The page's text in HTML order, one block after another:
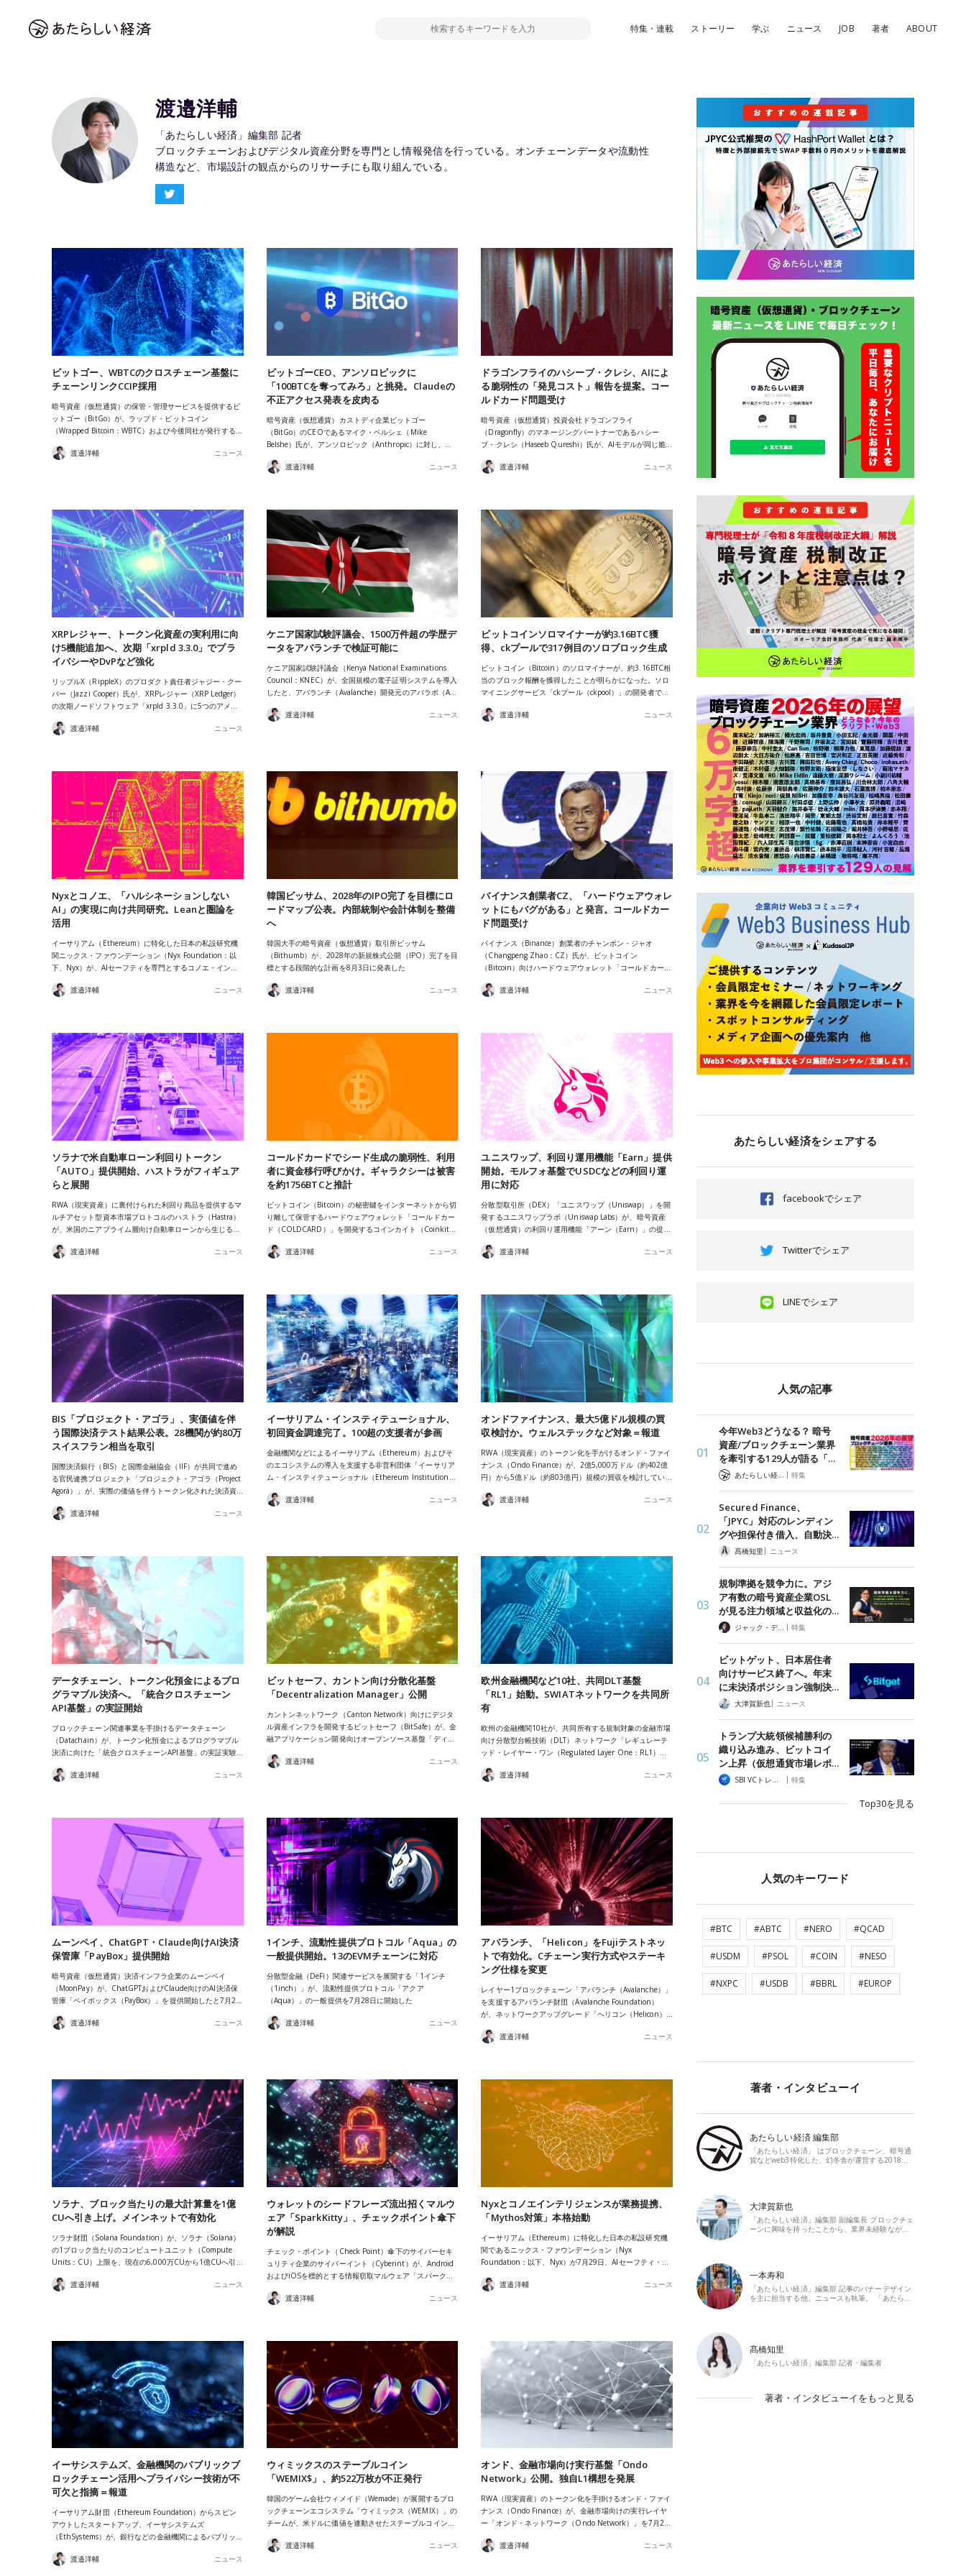
特集・連載 ストーリー 学ぶ ニュース JOB 著者 ABOUT
渡邉洋輔
「あたらしい経済」編集部 記者
ブロックチェーンおよびデジタル資産分野を専門とし情報発信を行っている。オンチェーンデータや流動性
構造など、市場設計の観点からのリサーチにも取り組んでいる。
ビットゴー、WBTCのクロスチェーン基盤に
チェーンリンクCCIP採用
暗号資産（仮想通貨）の保管・管理サービスを提供するビ
ットゴー（BitGo）が、ラップド・ビットコイン
（Wrapped Bitcoin：WBTC）および今後同社が発行する…
渡邉洋輔 ニュース
ビットゴーCEO、アンソロピックに
「100BTCを奪ってみろ」と挑発。Claudeの
不正アクセス発表を皮肉る
暗号資産（仮想通貨）カストディ企業ビットゴー
（BitGo）のCEOであるマイク・ベルシェ（Mike
Belshe）氏が、アンソロピック（Anthropic）に対し、…
渡邉洋輔 ニュース
ドラゴンフライのハシーブ・クレシ、AIによ
る脆弱性の「発見コスト」報告を提案。コー
ルドカード問題受け
暗号資産（仮想通貨）投資会社ドラゴンフライ
（Dragonfly）のマネージングパートナーであるハシー
ブ・クレシ（Haseeb Qureshi）氏が、AIモデルが同じ脆…
渡邉洋輔 ニュース
XRPレジャー、トークン化資産の実利用に向
け5機能追加へ、次期「xrpld 3.3.0」でプラ
イバシーやDvPなど強化
リップルX（RippleX）のプロダクト責任者ジャジー・クー
パー（Jazzi Cooper）氏が、XRPレジャー（XRP Ledger）
の次期ノードソフトウェア「xrpld 3.3.0」に5つのアメ…
渡邉洋輔 ニュース
ケニア国家試験評議会、1500万件超の学歴デ
ータをアバランチで検証可能に
ケニア国家試験評議会（Kenya National Examinations
Council：KNEC）が、全国規模の電子証明システムを導入
したと、アバランチ（Avalanche）開発元のアバラボ（A…
渡邉洋輔 ニュース
ビットコインソロマイナーが約3.16BTC獲
得、ckプールで317例目のソロブロック生成
ビットコイン（Bitcoin）のソロマイナーが、約3.16BTC相
当のブロック報酬を獲得したことが明らかになった。ソロ
マイニングサービス「ckプール（ckpool）」の開発者で…
渡邉洋輔 ニュース
Nyxとコノエ、「ハルシネーションしない
AI」の実現に向け共同研究。Leanと圏論を
活用
イーサリアム（Ethereum）に特化した日本の私設研究機
関ニックス・ファウンデーション（Nyx Foundation：以
下、Nyx）が、AIセーフティを専門とするコノエ・イン…
渡邉洋輔 ニュース
韓国ビッサム、2028年のIPO完了を目標にロ
ードマップ公表。内部統制や会計体制を整備
へ
韓国大手の暗号資産（仮想通貨）取引所ビッサム
（Bithumb）が、2028年の新規株式公開（IPO）完了を目
標とする段階的な計画を8月3日に発表した
渡邉洋輔 ニュース
バイナンス創業者CZ、「ハードウェアウォレ
ットにもバグがある」と発言。コールドカー
ド問題受け
バイナンス（Binance）創業者のチャンポン・ジャオ
（Changpeng Zhao：CZ）氏が、ビットコイン
（Bitcoin）向けハードウェアウォレット「コールドカー…
渡邉洋輔 ニュース
ソラナで米自動車ローン利回りトークン
「AUTO」提供開始、ハストラがフィギュア
らと展開
RWA（現実資産）に裏付けられた利回り商品を提供するマ
ルチアセット型資本市場プロトコルのハストラ（Hastra）
が、米国のニアプライム層向け自動車ローンから生じる…
渡邉洋輔 ニュース
コールドカードでシード生成の脆弱性、利用
者に資金移行呼びかけ。ギャラクシーは被害
を約1756BTCと推計
ビットコイン（Bitcoin）の秘密鍵をインターネットから切
り離して保管するハードウェアウォレット「コールドカー
ド（COLDCARD）」を開発するコインカイト（Coinkit…
渡邉洋輔 ニュース
ユニスワップ、利回り運用機能「Earn」提供
開始。モルフォ基盤でUSDCなどの利回り運
用に対応
分散型取引所（DEX）「ユニスワップ（Uniswap）」を開
発するユニスワップラボ（Uniswap Labs）が、暗号資産
（仮想通貨）の利回り運用機能「アーン（Earn）」の提…
渡邉洋輔 ニュース
BIS「プロジェクト・アゴラ」、実価値を伴
う国際決済テスト結果公表。28機関が約80万
スイスフラン相当を取引
国際決済銀行（BIS）と国際金融協会（IIF）が共同で進め
る官民連携プロジェクト「プロジェクト・アゴラ（Project
Agorá）」が、実際の価値を伴うトークン化された決済資…
渡邉洋輔 ニュース
イーサリアム・インスティテューショナル、
初回資金調達完了。100超の支援者が参画
金融機関などによるイーサリアム（Ethereum）およびそ
のエコシステムの導入を支援する非営利団体「イーサリア
ム・インスティテューショナル（Ethereum Institution…
渡邉洋輔 ニュース
オンドファイナンス、最大5億ドル規模の買
収検討か。ウェルステックなど対象＝報道
RWA（現実資産）のトークン化を手がけるオンド・ファイ
ナンス（Ondo Finance）が、2億5,000万ドル（約402億
円）から5億ドル（約803億円）規模の買収を検討してい…
渡邉洋輔 ニュース
データチェーン、トークン化預金によるプロ
グラマブル決済へ。「統合クロスチェーン
API基盤」の実証開始
ブロックチェーン関連事業を手掛けるデータチェーン
（Datachain）が、トークン化預金によるプログラマブル
決済に向けた「統合クロスチェーンAPI基盤」の実証実験…
渡邉洋輔 ニュース
ビットセーフ、カントン向け分散化基盤
「Decentralization Manager」公開
カントンネットワーク（Canton Network）向けにデジタ
ル資産インフラを開発するビットセーフ（BitSafe）が、金
融アプリケーション開発向けオープンソース基盤「ディ…
渡邉洋輔 ニュース
欧州金融機関など10社、共同DLT基盤
「RL1」始動。SWIATネットワークを共同所
有
欧州の金融機関10社が、共同所有する規制対象の金融市場
向け分散型台帳技術（DLT）ネットワーク「レギュレーテ
ッド・レイヤー・ワン（Regulated Layer One：RL1）…
渡邉洋輔 ニュース
ムーンペイ、ChatGPT・Claude向けAI決済
保管庫「PayBox」提供開始
暗号資産（仮想通貨）決済インフラ企業のムーンペイ
（MoonPay）が、ChatGPTおよびClaude向けのAI決済保
管庫「ペイボックス（PayBox）」を提供開始したと7月2…
渡邉洋輔 ニュース
1インチ、流動性提供プロトコル「Aqua」の
一般提供開始。13のEVMチェーンに対応
分散型金融（DeFi）関連サービスを展開する「1インチ
（1inch）」が、流動性提供プロトコル「アクア
（Aqua）」の一般提供を7月28日に開始した
渡邉洋輔 ニュース
アバランチ、「Helicon」をFujiテストネッ
トで有効化。Cチェーン実行方式やステーキ
ング仕様を変更
レイヤー1ブロックチェーン「アバランチ（Avalanche）」
を支援するアバランチ財団（Avalanche Foundation）
が、ネットワークアップグレード「ヘリコン（Helicon）…
渡邉洋輔 ニュース
ソラナ、ブロック当たりの最大計算量を1億
CUへ引き上げ。メインネットで有効化
ソラナ財団（Solana Foundation）が、ソラナ（Solana）
の1ブロック当たりのコンピュートユニット（Compute
Units：CU）上限を、現在の6,000万CUから1億CUへ引…
渡邉洋輔 ニュース
ウォレットのシードフレーズ流出招くマルウ
ェア「SparkKitty」、チェックポイント傘下
が解説
チェック・ポイント（Check Point）傘下のサイバーセキ
ュリティ企業のサイバーイント（Cyberint）が、Android
およびiOSを標的とする情報窃取マルウェア「スパーク…
渡邉洋輔 ニュース
Nyxとコノエインテリジェンスが業務提携、
「Mythos対策」本格始動
イーサリアム（Ethereum）に特化した日本の私設研究機
関であるニックス・ファウンデーション（Nyx
Foundation：以下、Nyx）が7月29日、AIセーフティ・…
渡邉洋輔 ニュース
イーサシステムズ、金融機関のパブリックブ
ロックチェーン活用へプライバシー技術が不
可欠と指摘＝報道
イーサリアム財団（Ethereum Foundation）からスピン
アウトしたスタートアップ、イーサシステムズ
（EthSystems）が、銀行などの金融機関によるパブリッ…
渡邉洋輔 ニュース
ウィミックスのステーブルコイン
「WEMIX$」、約522万枚が不正発行
韓国のゲーム会社ウィメイド（Wemade）が展開するブロ
ックチェーンエコシステム「ウィミックス（WEMIX）」の
チームが、米ドルに価値を連動させたステーブルコイン…
渡邉洋輔 ニュース
オンド、金融市場向け実行基盤「Ondo
Network」公開。独自L1構想を発展
RWA（現実資産）のトークン化を手掛けるオンド・ファイ
ナンス（Ondo Finance）が、金融市場向けの実行レイヤ
ー「オンド・ネットワーク（Ondo Network）」を7月2…
渡邉洋輔 ニュース
あたらしい経済をシェアする
facebookでシェア
Twitterでシェア
LINEでシェア
人気の記事
今年Web3どうなる？ 暗号
資産/ブロックチェーン業界
を牽引する129人が語る「…
| 特集
Secured Finance、
「JPYC」対応のレンディン
グや担保付き借入、自動決…
髙橋知里 | ニュース
規制準拠を競争力に。アジ
ア有数の暗号資産企業OSL
が見る注力領域と収益化の…
ジャック・デロン（Jack Derong） | 特集
ビットゲット、日本居住者
向けサービス終了へ。年末
に未決済ポジション強制決…
大津賀新也| ニュース
トランプ大統領候補勝利の
織り込み進み、ビットコイ
ン上昇（仮想通貨市場レポ…
| 特集
Top30を見る
人気のキーワード
#BTC #ABTC #NERO #QCAD
#USDM #PSOL #COIN #NESO
#NXPC #USDB #BBRL #EUROP
著者・インタビューイ
あたらしい経済 編集部
「あたらしい経済」 はブロックチェーン、暗号通
貨などweb3特化した、幻冬舎が運営する2018…
大津賀新也
「あたらしい経済」編集部 副編集長 ブロックチェ
ーンに興味を持ったことから、業界未経験なが…
一本寿和
「あたらしい経済」編集部 記事のバナーデザイン
を主に担当する他、ニュースも執筆。 「あたら…
髙橋知里
「あたらしい経済」編集部 記者・編集者
著者・インタビューイをもっと見る